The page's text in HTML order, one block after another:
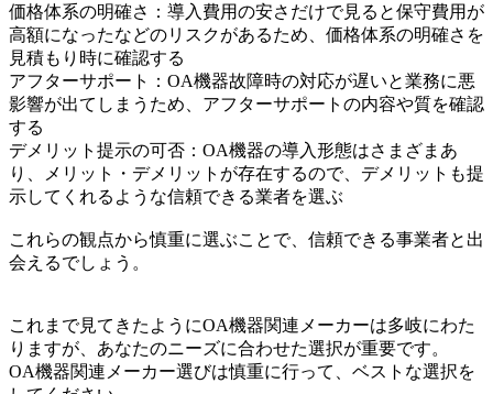
価格体系の明確さ：導入費用の安さだけで見ると保守費用が
高額になったなどのリスクがあるため、価格体系の明確さを
見積もり時に確認する
アフターサポート：OA機器故障時の対応が遅いと業務に悪
影響が出てしまうため、アフターサポートの内容や質を確認
する
デメリット提示の可否：OA機器の導入形態はさまざまあ
り、メリット・デメリットが存在するので、デメリットも提
示してくれるような信頼できる業者を選ぶ
これらの観点から慎重に選ぶことで、信頼できる事業者と出
会えるでしょう。
これまで見てきたようにOA機器関連メーカーは多岐にわた
りますが、あなたのニーズに合わせた選択が重要です。
OA機器関連メーカー選びは慎重に行って、ベストな選択を